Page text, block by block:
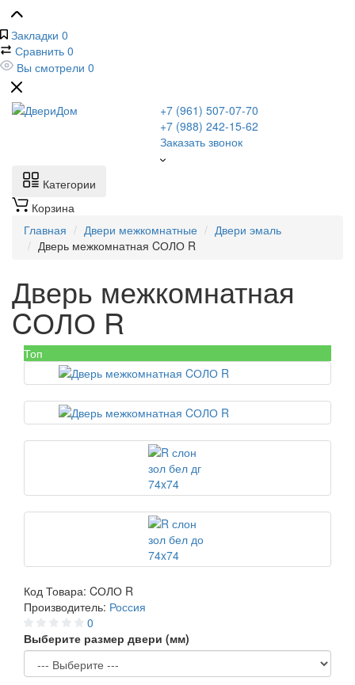
Закладки 0
Сравнить 0
Вы смотрели 0
+7 (961) 507-07-70
+7 (988) 242-15-62
Заказать звонок
Категории
Корзина
Главная
Двери межкомнатные
Двери эмаль
Дверь межкомнатная CОЛО R
Дверь межкомнатная
CОЛО R
Топ
Код Товара: CОЛО R
Производитель: Россия
0
Выберите размер двери (мм)